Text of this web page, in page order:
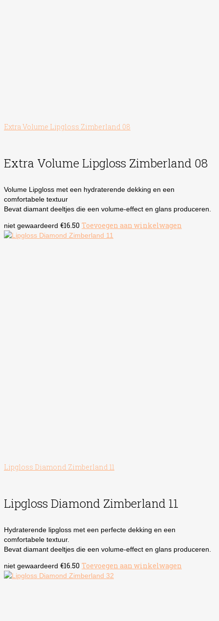
Extra Volume Lipgloss Zimberland 08
Extra Volume Lipgloss Zimberland 08
Volume Lipgloss met een hydraterende dekking en een
comfortabele textuur
Bevat diamant deeltjes die een volume-effect en glans produceren.
niet gewaardeerd €16.50 Toevoegen aan winkelwagen
Lipgloss Diamond Zimberland 11
Lipgloss Diamond Zimberland 11
Hydraterende lipgloss met een perfecte dekking en een
comfortabele textuur.
Bevat diamant deeltjes die een volume-effect en glans produceren.
niet gewaardeerd €16.50 Toevoegen aan winkelwagen